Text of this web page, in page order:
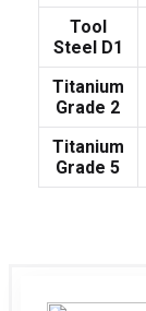
Tool
Steel D1
Titanium
Grade 2
Titanium
Grade 5